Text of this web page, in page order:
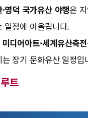
·영덕 국가유산 야행은
일정에 어울립니다.
디어아트·세계유산축전
장기 문화유산 일정입
트